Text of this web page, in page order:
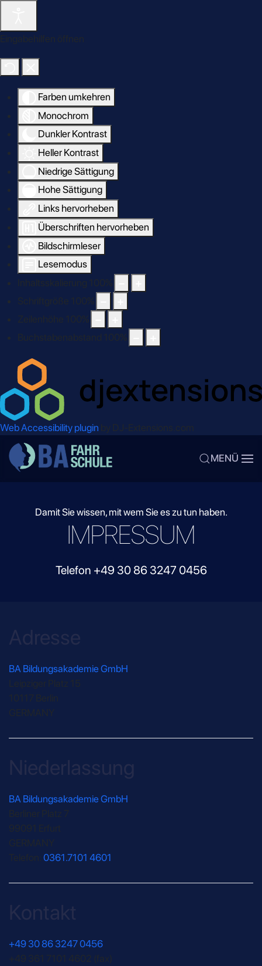
Eingabehilfen öffnen
Farben umkehren
Monochrom
Dunkler Kontrast
Heller Kontrast
Niedrige Sättigung
Hohe Sättigung
Links hervorheben
Überschriften hervorheben
Bildschirmleser
Lesemodus
Inhaltsskalierung
100%
Schriftgröße 100%
Zeilenhöhe 100%
Buchstabenabstand 100%
Web Accessibility plugin by DJ-Extensions.com
Zum Hauptinhalt springen
MENÜ
Damit Sie wissen, mit wem Sie es zu tun haben.
IMPRESSUM
Telefon +49 30 86 3247 0456
Adresse
BA Bildungsakademie GmbH
Leipziger Platz 15
10117 Berlin
GERMANY
Niederlassung
BA Bildungsakademie GmbH
Berliner Platz 7
99091 Erfurt
GERMANY
Telefon: 0361.7101 4601
Kontakt
+49 30 86 3247 0456
+49 361 7101 4602
(fax)